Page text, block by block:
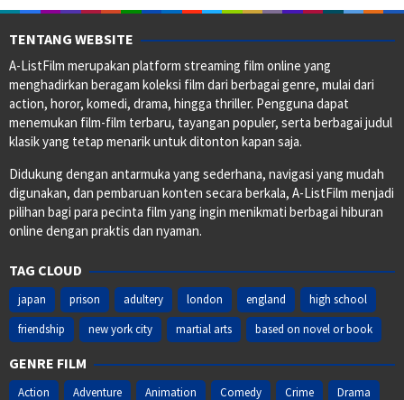
TENTANG WEBSITE
A-ListFilm merupakan platform streaming film online yang
menghadirkan beragam koleksi film dari berbagai genre, mulai dari
action, horor, komedi, drama, hingga thriller. Pengguna dapat
menemukan film-film terbaru, tayangan populer, serta berbagai judul
klasik yang tetap menarik untuk ditonton kapan saja.
Didukung dengan antarmuka yang sederhana, navigasi yang mudah
digunakan, dan pembaruan konten secara berkala, A-ListFilm menjadi
pilihan bagi para pecinta film yang ingin menikmati berbagai hiburan
online dengan praktis dan nyaman.
TAG CLOUD
japan prison adultery london england
high school
friendship
new york city martial arts based on novel or book
GENRE FILM
Action Adventure Animation Comedy Crime
Drama